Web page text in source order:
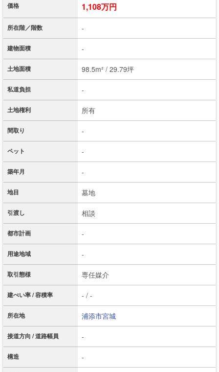
価格 1,108万円
所在階／階数 -
建物面積 -
土地面積 98.5m² / 29.79坪
私道負担 -
土地権利 所有
間取り -
ペット -
築年月 -
地目 墓地
引渡し 相談
都市計画 -
用途地域 -
取引態様 専任媒介
建ぺい率 / 容積率 - / -
所在地 浦添市宮城
接道方向 / 道路幅員 -
構造 -